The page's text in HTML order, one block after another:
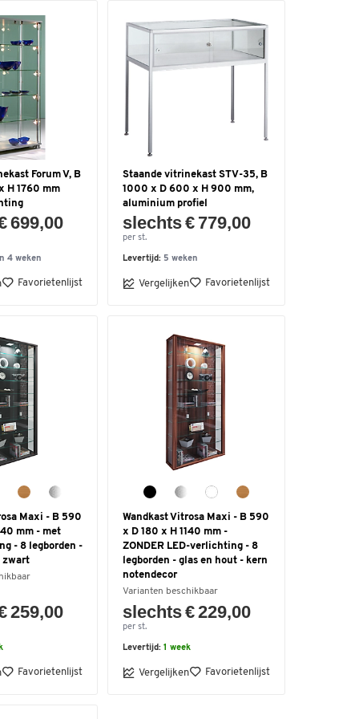
Forum V, B
H 1760 mm
699,00
4 weken
Favorietenlijst
Staande vitrinekast STV-35, B
1000 x D 600 x H 900 mm,
aluminium profiel
slechts € 779,00
per st.
Levertijd: 5 weken
Vergelijken Favorietenlijst
Maxi - B 590
mm - met
- 8 legborden -
zwart
259,00
Favorietenlijst
Wandkast Vitrosa Maxi - B 590
x D 180 x H 1140 mm -
ZONDER LED-verlichting - 8
legborden - glas en hout - kern
notendecor
Varianten beschikbaar
slechts € 229,00
per st.
Levertijd: 1 week
Vergelijken Favorietenlijst